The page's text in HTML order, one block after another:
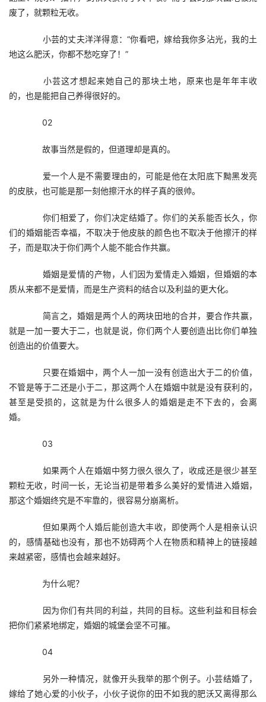
废了，就颗粒无收。
小芸的丈夫洋洋得意：“你看吧，嫁给我你多沾光，我的土
地这么肥沃，你都不愁吃穿了！”
小芸这才想起来她自己的那块土地，原来也是年年丰收
的，也是能把自己养得很好的。
02
故事当然是假的，但道理却是真的。
爱一个人是不需要理由的，可能是他在太阳底下黝黑发亮
的皮肤，也可能是那一刻他擦汗水的样子真的很帅。
你们相爱了，你们决定结婚了。你们的关系能否长久，你
们的婚姻能否幸福，不取决于他皮肤的颜色也不取决于他擦汗的样
子，而是取决于你们两个人能不能合作共赢。
婚姻是爱情的产物，人们因为爱情走入婚姻，但婚姻的本
质从来都不是爱情，而是生产资料的结合以及利益的更大化。
简言之，婚姻是两个人的两块田地的合并，要合作共赢，
就是一加一要大于二，也就是说，你们两个人要创造出比你们单独
创造出的价值要大。
只要在婚姻中，两个人一加一没有创造出大于二的价值，
不管是等于二还是小于二，那这两个人在婚姻中就是没有获利的，
甚至是受损的，这就是为什么很多人的婚姻是走不下去的，会离
婚。
03
如果两个人在婚姻中努力很久很久了，收成还是很少甚至
颗粒无收，时间一长，无论当初是带着多么美好的爱情进入婚姻，
那这个婚姻终究是不牢靠的，很容易分崩离析。
但如果两个人婚后能创造大丰收，即使两个人是相亲认识
的，感情基础也没有，那也不妨碍两个人在物质和精神上的链接越
来越紧密，感情也会越来越好。
为什么呢？
因为你们有共同的利益，共同的目标。这些利益和目标会
把你们紧紧地绑定，婚姻的城堡会坚不可摧。
04
另外一种情况，就像开头我举的那个例子。小芸结婚了，
嫁给了她心爱的小伙子，小伙子说你的田不如我的肥沃又离得那么